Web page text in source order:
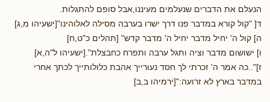
הנעלם את הדברים שנעלמים מעיננו,אבל סופם להתגלות.
ד[ "קול קורא במדבר פנו דרך ישרו בערבה מסילה לאלוהינו"[ישעיהו מ,ג]
ה] קול ה' יחיל מדבר יחיל ה' מדבר קדש" [תהלים כ"ט,ח]
ו] ישושום מדבר וציה ותגל ערבה ותפרח כחבצלת".[ישעיהו ל"ה,א]
ז]"..כה אמר ה' זכרתי לך חסד נעורייך אהבת כלולותייך לכתך אחרי
במדבר בארץ לא זרועה:"[ירמיהו ב,ב]